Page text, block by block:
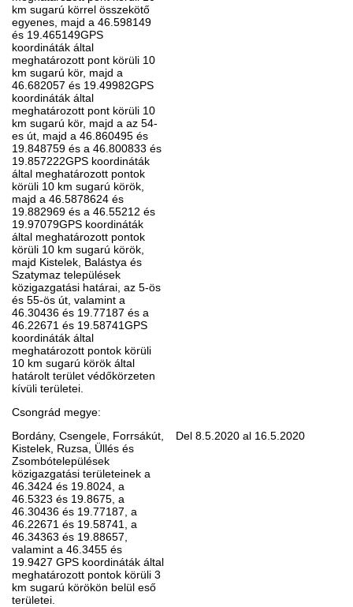
km sugarú körrel összekötő
egyenes, majd a 46.598149
és 19.465149GPS
koordináták által
meghatározott pont körüli 10
km sugarú kör, majd a
46.682057 és 19.49982GPS
koordináták által
meghatározott pont körüli 10
km sugarú kör, majd a az 54-
es út, majd a 46.860495 és
19.848759 és a 46.800833 és
19.857222GPS koordináták
által meghatározott pontok
körüli 10 km sugarú körök,
majd a 46.5878624 és
19.882969 és a 46.55212 és
19.97079GPS koordináták
által meghatározott pontok
körüli 10 km sugarú körök,
majd Kistelek, Balástya és
Szatymaz települések
közigazgatási határai, az 5-ös
és 55-ös út, valamint a
46.30436 és 19.77187 és a
46.22671 és 19.58741GPS
koordináták által
meghatározott pontok körüli
10 km sugarú körök által
határolt terület védőkörzeten
kívüli területei.
Csongrád megye:
Bordány, Csengele, Forrsákút,
Kistelek, Ruzsa, Üllés és
Zsombótelepülések
közigazgatási területeinek a
46.3424 és 19.8024, a
46.5323 és 19.8675, a
46.30436 és 19.77187, a
46.22671 és 19.58741, a
46.34363 és 19.88657,
valamint a 46.3455 és
19.9427 GPS koordináták által
meghatározott pontok körüli 3
km sugarú körökön belül eső
területei.
Del 8.5.2020 al 16.5.2020